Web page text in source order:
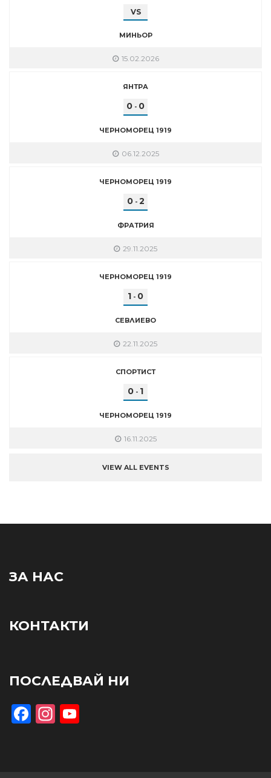
VS
МИНЬОР
15.02.2026
ЯНТРА
0 - 0
ЧЕРНОМОРЕЦ 1919
06.12.2025
ЧЕРНОМОРЕЦ 1919
0- 2
ФРАТРИЯ
29.11.2025
ЧЕРНОМОРЕЦ 1919
1 - 0
СЕВЛИЕВО
22.11.2025
СПОРТИСТ
0 - 1
ЧЕРНОМОРЕЦ 1919
16.11.2025
VIEW ALL EVENTS
ЗА НАС
КОНТАКТИ
ПОСЛЕДВАЙ НИ
Facebook
Instagram